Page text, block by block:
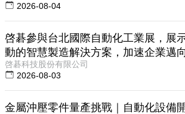
2026-08-04
啓碁參與台北國際自動化工業展，展
動的智慧製造解決方案，加速企業邁
啓碁科技股份有限公司
2026-08-03
金屬沖壓零件量產挑戰｜自動化設備